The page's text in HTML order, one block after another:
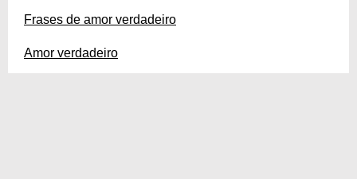
Frases de amor verdadeiro
Amor verdadeiro